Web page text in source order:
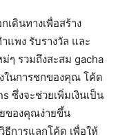
เดินทางเพื่อสร้าง
แพง รับรางวัล และ
ๆ รวมถึงสะสม gacha
ในการชกของคุณ โค้ด
ซึ่งจะช่วยเพิ่มเงินเป็น
ยของคุณง่ายขึ้น
การแลกโค้ด เพื่อให้